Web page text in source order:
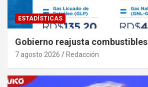
ESTADÍSTICAS
Gobierno reajusta combustibles
7 agosto 2026 Redacción